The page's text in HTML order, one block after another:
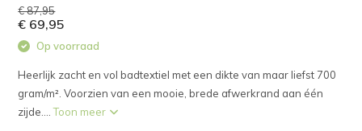
€ 87,95
€ 69,95
Op voorraad
Heerlijk zacht en vol badtextiel met een dikte van maar liefst 700
gram/m². Voorzien van een mooie, brede afwerkrand aan één
zijde....Toon meer